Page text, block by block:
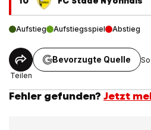
Aufstieg Aufstiegsspiel Abstieg
Teilen
Bevorzugte Quelle
Fehler gefunden? Jetzt